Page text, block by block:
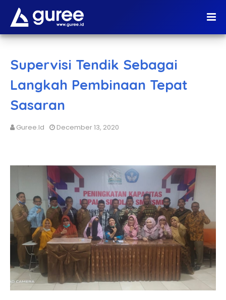
Supervisi Tendik Sebagai
Langkah Pembinaan Tepat
Sasaran
Guree.id December 13, 2020